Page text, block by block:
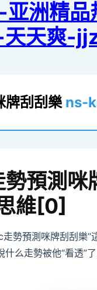
洲精
天爽-
牌刮刮樂 ns-
預測咪
維[0]
勢預測咪牌刮刮樂
么走勢被他“看透”